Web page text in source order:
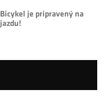
Bicykel je pripravený na
jazdu!